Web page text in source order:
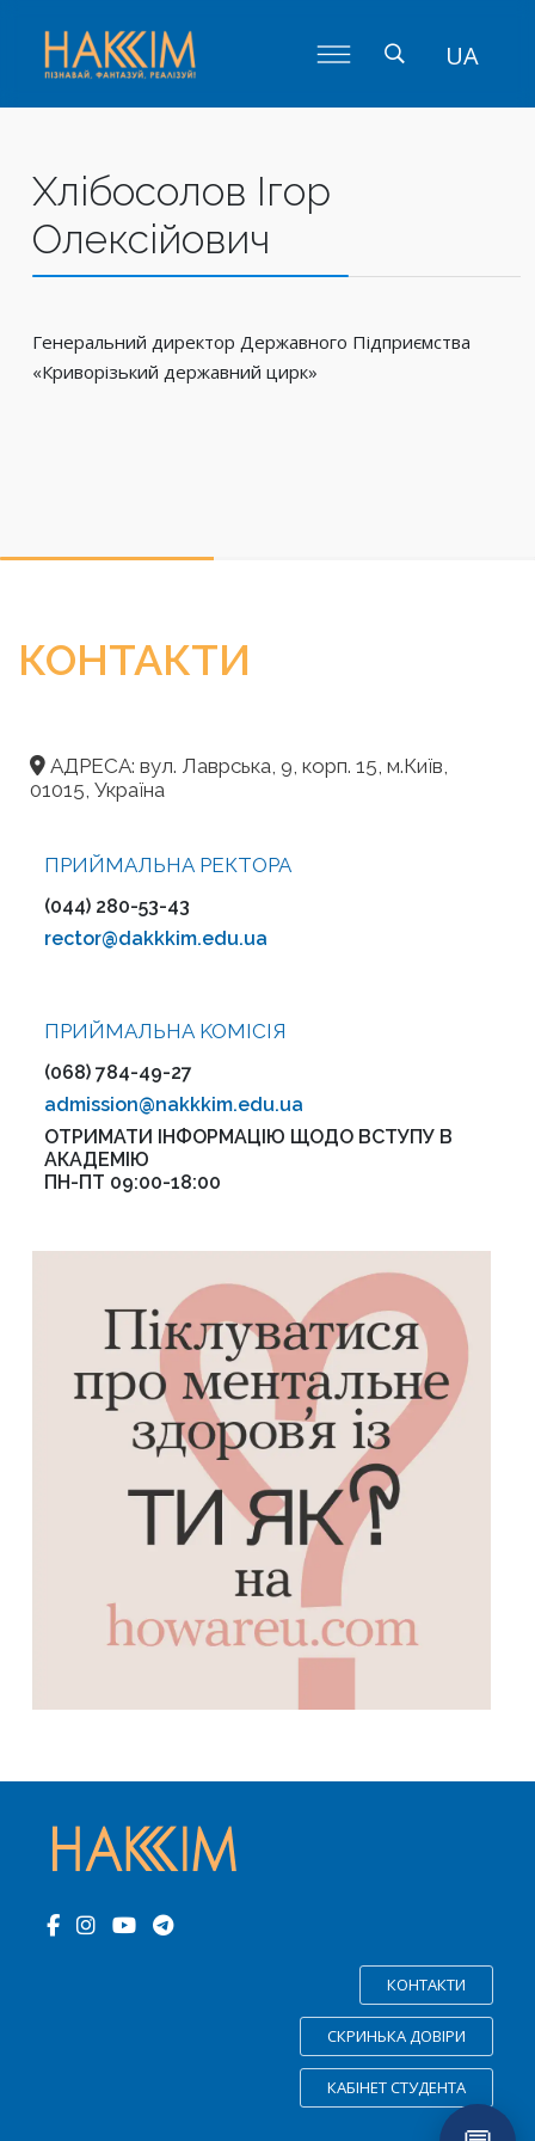
UA
Хлібосолов Ігор
Олексійович
Генеральний директор Державного Підприємства
«Криворізький державний цирк»
КОНТАКТИ
АДРЕСА: вул. Лаврська, 9, корп. 15, м.Київ,
01015, Україна
ПРИЙМАЛЬНА РЕКТОРА
(044) 280-53-43
rector@dakkkim.edu.ua
ПРИЙМАЛЬНА KOMІСІЯ
(068) 784-49-27
admission@nakkkim.edu.ua
ОТРИМАТИ ІНФОРМАЦІЮ ЩОДО ВСТУПУ В
АКАДЕМІЮ
ПН-ПТ 09:00-18:00
КОНТАКТИ
СКРИНЬКА ДОВІРИ
КАБІНЕТ СТУДЕНТА